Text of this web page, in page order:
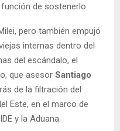
de sostenerlo.
pero también empujó
internas dentro del
del escándalo, el
que asesor Santiago
de la filtración del
Este, en el marco de
y la Aduana.